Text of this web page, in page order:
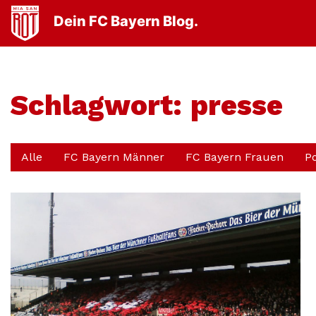
Dein FC Bayern Blog.
Schlagwort: presse
Alle FC Bayern Männer FC Bayern Frauen